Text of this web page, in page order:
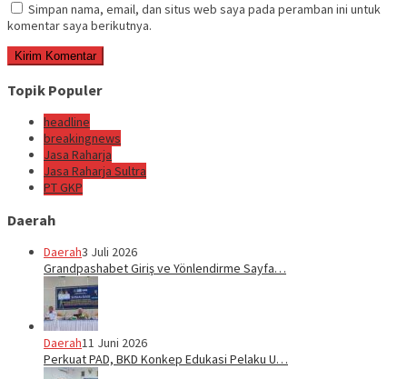
Simpan nama, email, dan situs web saya pada peramban ini untuk
komentar saya berikutnya.
Topik Populer
headline
breakingnews
Jasa Raharja
Jasa Raharja Sultra
PT GKP
Daerah
Daerah3 Juli 2026
Grandpashabet Giriş ve Yönlendirme Sayfa…
Daerah11 Juni 2026
Perkuat PAD, BKD Konkep Edukasi Pelaku U…